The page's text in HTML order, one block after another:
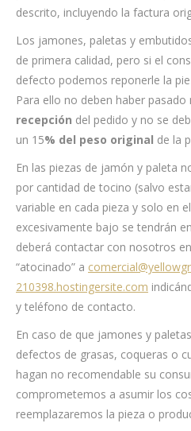
descrito, incluyendo la factura
Los jamones, paletas y
de primera calidad, pero si el
defecto podemos reponerle la
Para ello no deben haber pasado
recepción del pedido y no se
un 15% del peso original de la
En las piezas de jamón y paleta
por cantidad de tocino (salvo
variable en cada pieza y solo en
excesivamente bajo se tendrán
deberá contactar con nosotros
“atocinado” a
210398.hostingersite.com
y teléfono de contacto.
En caso de que jamones y
defectos de grasas, coqueras o
hagan no recomendable su
comprometemos a asumir los
reemplazaremos la pieza o